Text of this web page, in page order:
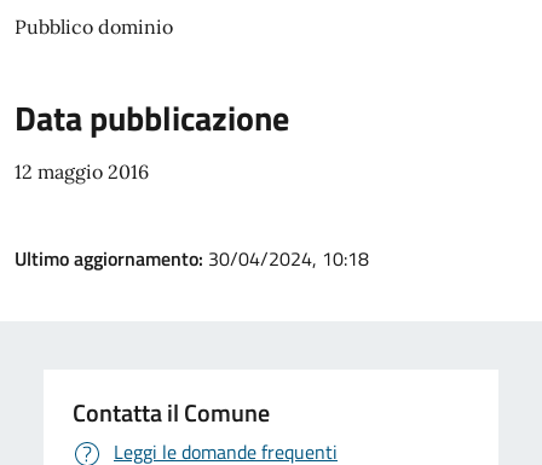
Pubblico dominio
Data pubblicazione
12 maggio 2016
Ultimo aggiornamento: 30/04/2024, 10:18
Contatta il Comune
Leggi le domande frequenti